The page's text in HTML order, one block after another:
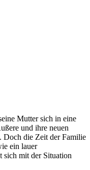
Mutter sich in eine
und ihre neuen
Doch die Zeit der Familie
ein lauer
sich mit der Situation